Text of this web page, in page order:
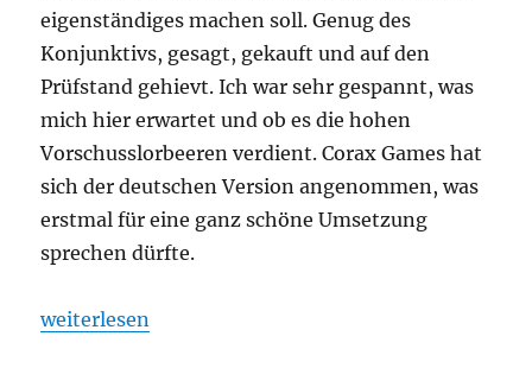
eigenständiges machen soll. Genug des
Konjunktivs, gesagt, gekauft und auf den
Prüfstand gehievt. Ich war sehr gespannt, was
mich hier erwartet und ob es die hohen
Vorschusslorbeeren verdient. Corax Games hat
sich der deutschen Version angenommen, was
erstmal für eine ganz schöne Umsetzung
sprechen dürfte.
„Champions of Midgard“
weiterlesen